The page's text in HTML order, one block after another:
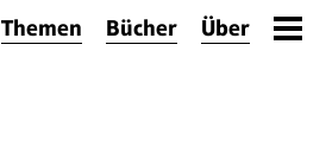
Themen Bücher Über